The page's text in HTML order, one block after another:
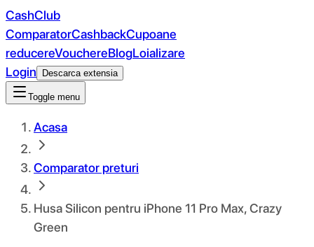
CashClub
ComparatorCashbackCupoane
reducereVouchereBlogLoializare
Login
Descarca extensia
Toggle menu
Acasa
Comparator preturi
Husa Silicon pentru iPhone 11 Pro Max, Crazy
Green